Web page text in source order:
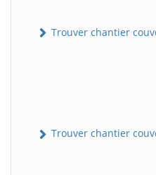
Trouver chantier
Trouver chantier